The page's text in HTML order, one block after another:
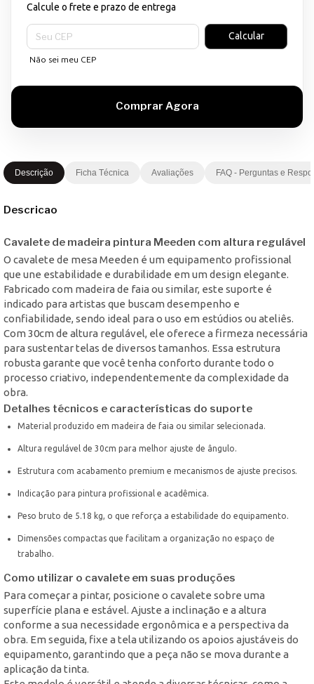
Calcule o frete e prazo de entrega
Entregas para o CEP:
Calcular
Não sei meu CEP
Descrição Ficha Técnica Avaliações FAQ - Perguntas e
Descricao
Cavalete de madeira pintura Meeden com altura regulável
O cavalete de mesa Meeden é um equipamento profissional
que une estabilidade e durabilidade em um design elegante.
Fabricado com madeira de faia ou similar, este suporte é
indicado para artistas que buscam desempenho e
confiabilidade, sendo ideal para o uso em estúdios ou ateliês.
Com 30cm de altura regulável, ele oferece a firmeza necessária
para sustentar telas de diversos tamanhos. Essa estrutura
robusta garante que você tenha conforto durante todo o
processo criativo, independentemente da complexidade da
obra.
Detalhes técnicos e características do suporte
Material produzido em madeira de faia ou similar selecionada.
Altura regulável de 30cm para melhor ajuste de ângulo.
Estrutura com acabamento premium e mecanismos de ajuste precisos.
Indicação para pintura profissional e acadêmica.
Peso bruto de 5.18 kg, o que reforça a estabilidade do equipamento.
Dimensões compactas que facilitam a organização no espaço de
trabalho.
Como utilizar o cavalete em suas produções
Para começar a pintar, posicione o cavalete sobre uma
superfície plana e estável. Ajuste a inclinação e a altura
conforme a sua necessidade ergonômica e a perspectiva da
obra. Em seguida, fixe a tela utilizando os apoios ajustáveis do
equipamento, garantindo que a peça não se mova durante a
aplicação da tinta.